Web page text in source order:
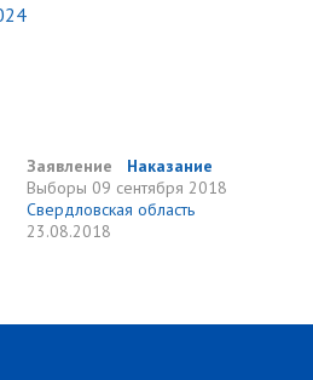
Заявление
Наказание
Выборы 09 сентября 2018
Свердловская область
23.08.2018